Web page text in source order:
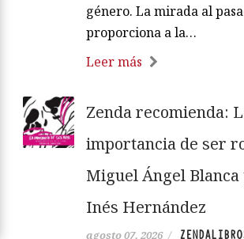
género. La mirada al
proporciona a la…
Leer más
Zenda recomienda:
importancia de ser
Miguel Ángel
Inés Hernández
agosto 07, 2026 /